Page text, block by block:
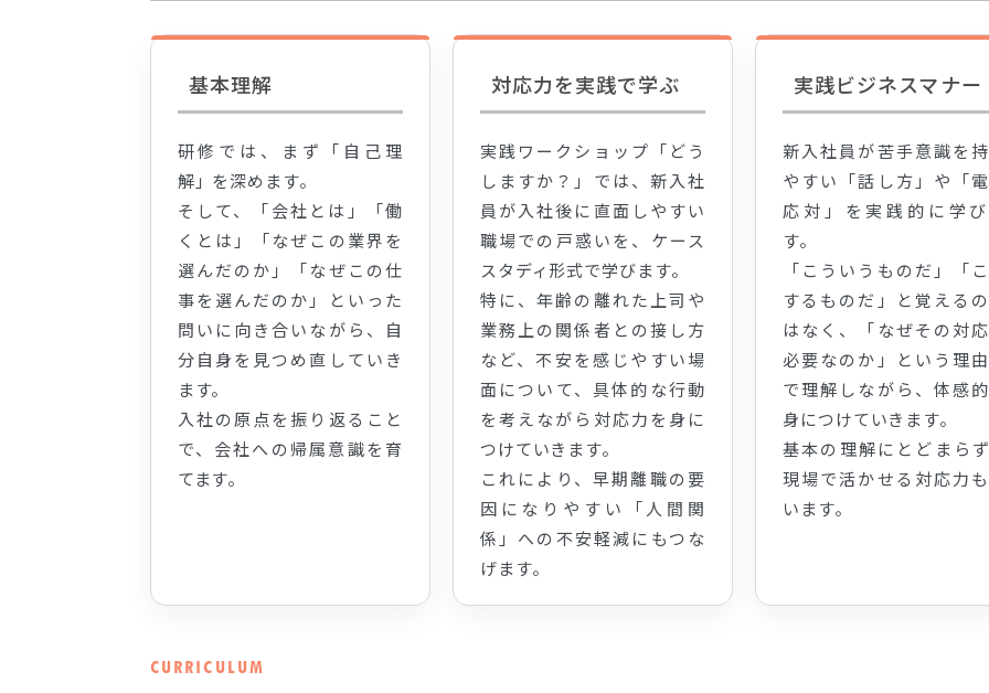
基本理解
研修では、まず「自己理
解」を深めます。
そして、「会社とは」「働
くとは」「なぜこの業界を
選んだのか」「なぜこの仕
事を選んだのか」といった
問いに向き合いながら、自
分自身を見つめ直していき
ます。
入社の原点を振り返ること
で、会社への帰属意識を育
てます。
対応力を実践で学ぶ
実践ワークショップ「どう
しますか？」では、新入社
員が入社後に直面しやすい
職場での戸惑いを、ケース
スタディ形式で学びます。
特に、年齢の離れた上司や
業務上の関係者との接し方
など、不安を感じやすい場
面について、具体的な行動
を考えながら対応力を身に
つけていきます。
これにより、早期離職の要
因になりやすい「人間関
係」への不安軽減にもつな
げます。
実践ビジネスマナー
新入社員が苦手意識を
やすい「話し方」や「
応対」を実践的に学
す。
「こういうものだ」「
するものだ」と覚える
はなく、「なぜその対
必要なのか」という理
で理解しながら、体感
身につけていきます。
基本の理解にとどまら
現場で活かせる対応力
います。
CURRICULUM